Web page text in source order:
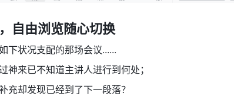
自由浏览随心切换
下状况支配的那场会议......
神来已不知道主讲人进行到何处；
充却发现已经到了下一段落？